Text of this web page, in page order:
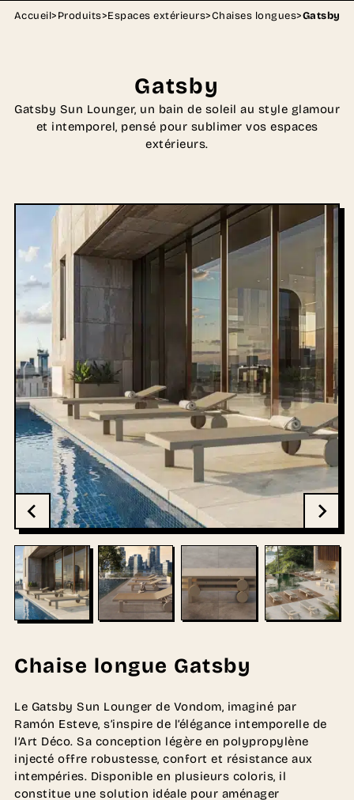
Accueil>Produits>Espaces extérieurs>Chaises longues>Gatsby
Gatsby
Gatsby Sun Lounger, un bain de soleil au style glamour
et intemporel, pensé pour sublimer vos espaces
extérieurs.
Chaise longue Gatsby
Le Gatsby Sun Lounger de Vondom, imaginé par
Ramón Esteve, s’inspire de l’élégance intemporelle de
l’Art Déco. Sa conception légère en polypropylène
injecté offre robustesse, confort et résistance aux
intempéries. Disponible en plusieurs coloris, il
constitue une solution idéale pour aménager